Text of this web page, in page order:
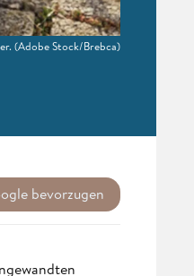
(Adobe Stock/Brebca)
bevorzugen